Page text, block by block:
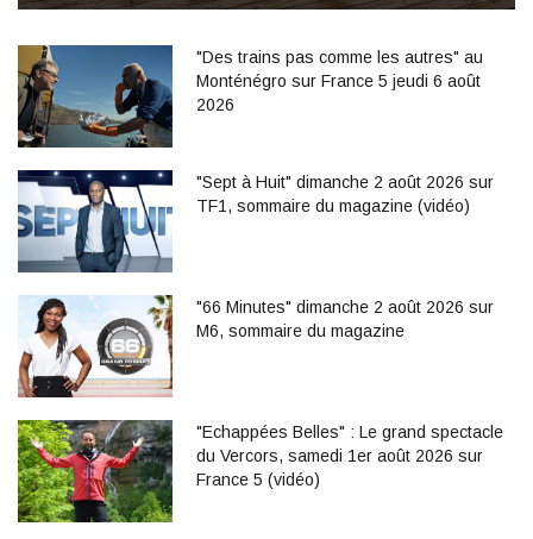
"Des trains pas comme les autres" au
Monténégro sur France 5 jeudi 6 août
2026
"Sept à Huit" dimanche 2 août 2026 sur
TF1, sommaire du magazine (vidéo)
"66 Minutes" dimanche 2 août 2026 sur
M6, sommaire du magazine
"Echappées Belles" : Le grand spectacle
du Vercors, samedi 1er août 2026 sur
France 5 (vidéo)